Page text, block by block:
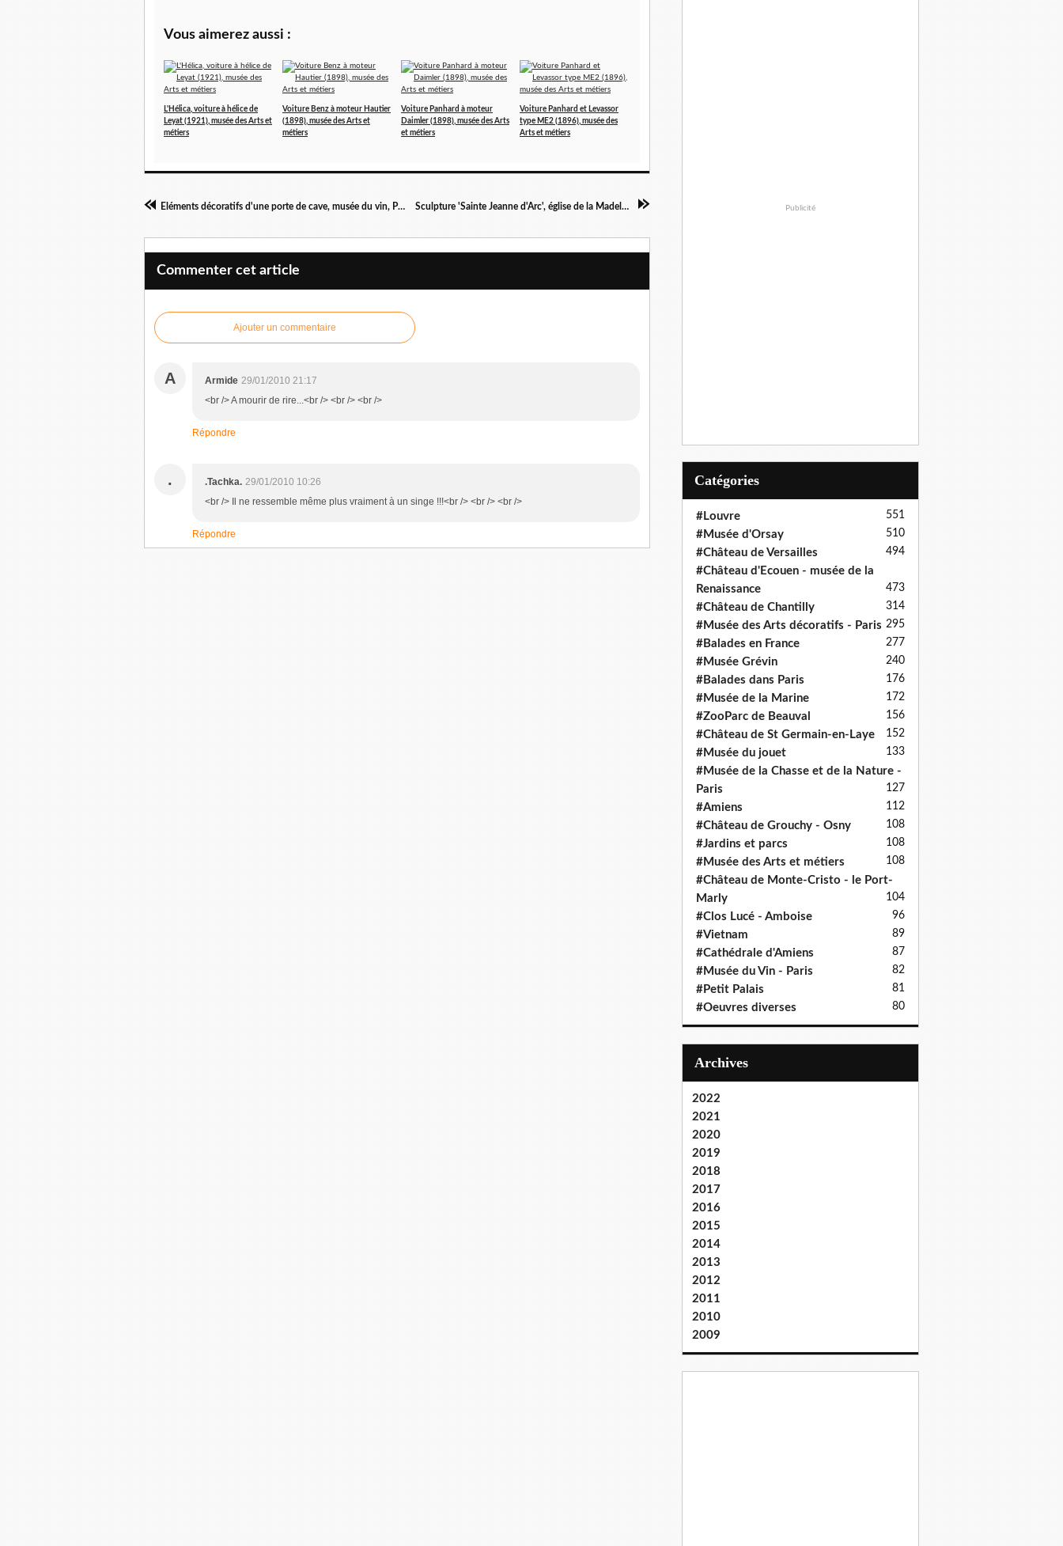
Vous aimerez aussi :
L'Hélica, voiture à hélice de
Leyat (1921), musée des Arts et
métiers
Voiture Benz à moteur Hautier
(1898), musée des Arts et
métiers
Voiture Panhard à moteur
Daimler (1898), musée des Arts
et métiers
Voiture Panhard et Levassor
type ME2 (1896), musée des
Arts et métiers
Eléments décoratifs d'une porte de cave, musée du vin, Paris Sculpture 'Sainte Jeanne d'Arc', église de la Madeleine
Commenter cet article
Ajouter un commentaire
A Armide 29/01/2010 21:17
<br /> A mourir de rire...<br /> <br /> <br />
Répondre
. .Tachka. 29/01/2010 10:26
<br /> Il ne ressemble même plus vraiment à un singe !!!<br /> <br /> <br />
Répondre
Publicité
Catégories
#Louvre 551
#Musée d'Orsay 510
#Château de Versailles 494
#Château d'Ecouen - musée de la
Renaissance
473
#Château de Chantilly 314
#Musée des Arts décoratifs - Paris 295
#Balades en France 277
#Musée Grévin 240
#Balades dans Paris 176
#Musée de la Marine 172
#ZooParc de Beauval 156
#Château de St Germain-en-Laye 152
#Musée du jouet 133
#Musée de la Chasse et de la Nature -
Paris
127
#Amiens 112
#Château de Grouchy - Osny 108
#Jardins et parcs 108
#Musée des Arts et métiers 108
#Château de Monte-Cristo - le Port-
Marly
104
#Clos Lucé - Amboise 96
#Vietnam 89
#Cathédrale d'Amiens 87
#Musée du Vin - Paris 82
#Petit Palais 81
#Oeuvres diverses 80
Archives
2022
2021
2020
2019
2018
2017
2016
2015
2014
2013
2012
2011
2010
2009